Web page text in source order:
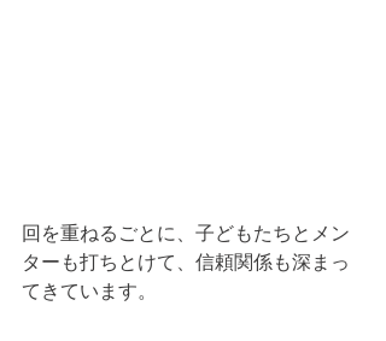
回を重ねるごとに、子どもたちとメン
ターも打ちとけて、信頼関係も深まっ
てきています。